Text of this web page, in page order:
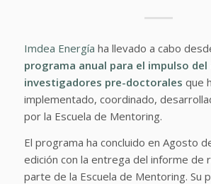
Imdea Energía ha llevado a cabo
programa anual para el impulso
investigadores pre-doctorales que
implementado, coordinado,
por la Escuela de Mentoring.
El programa ha concluido en Agosto
edición con la entrega del informe de
parte de la Escuela de Mentoring. Su